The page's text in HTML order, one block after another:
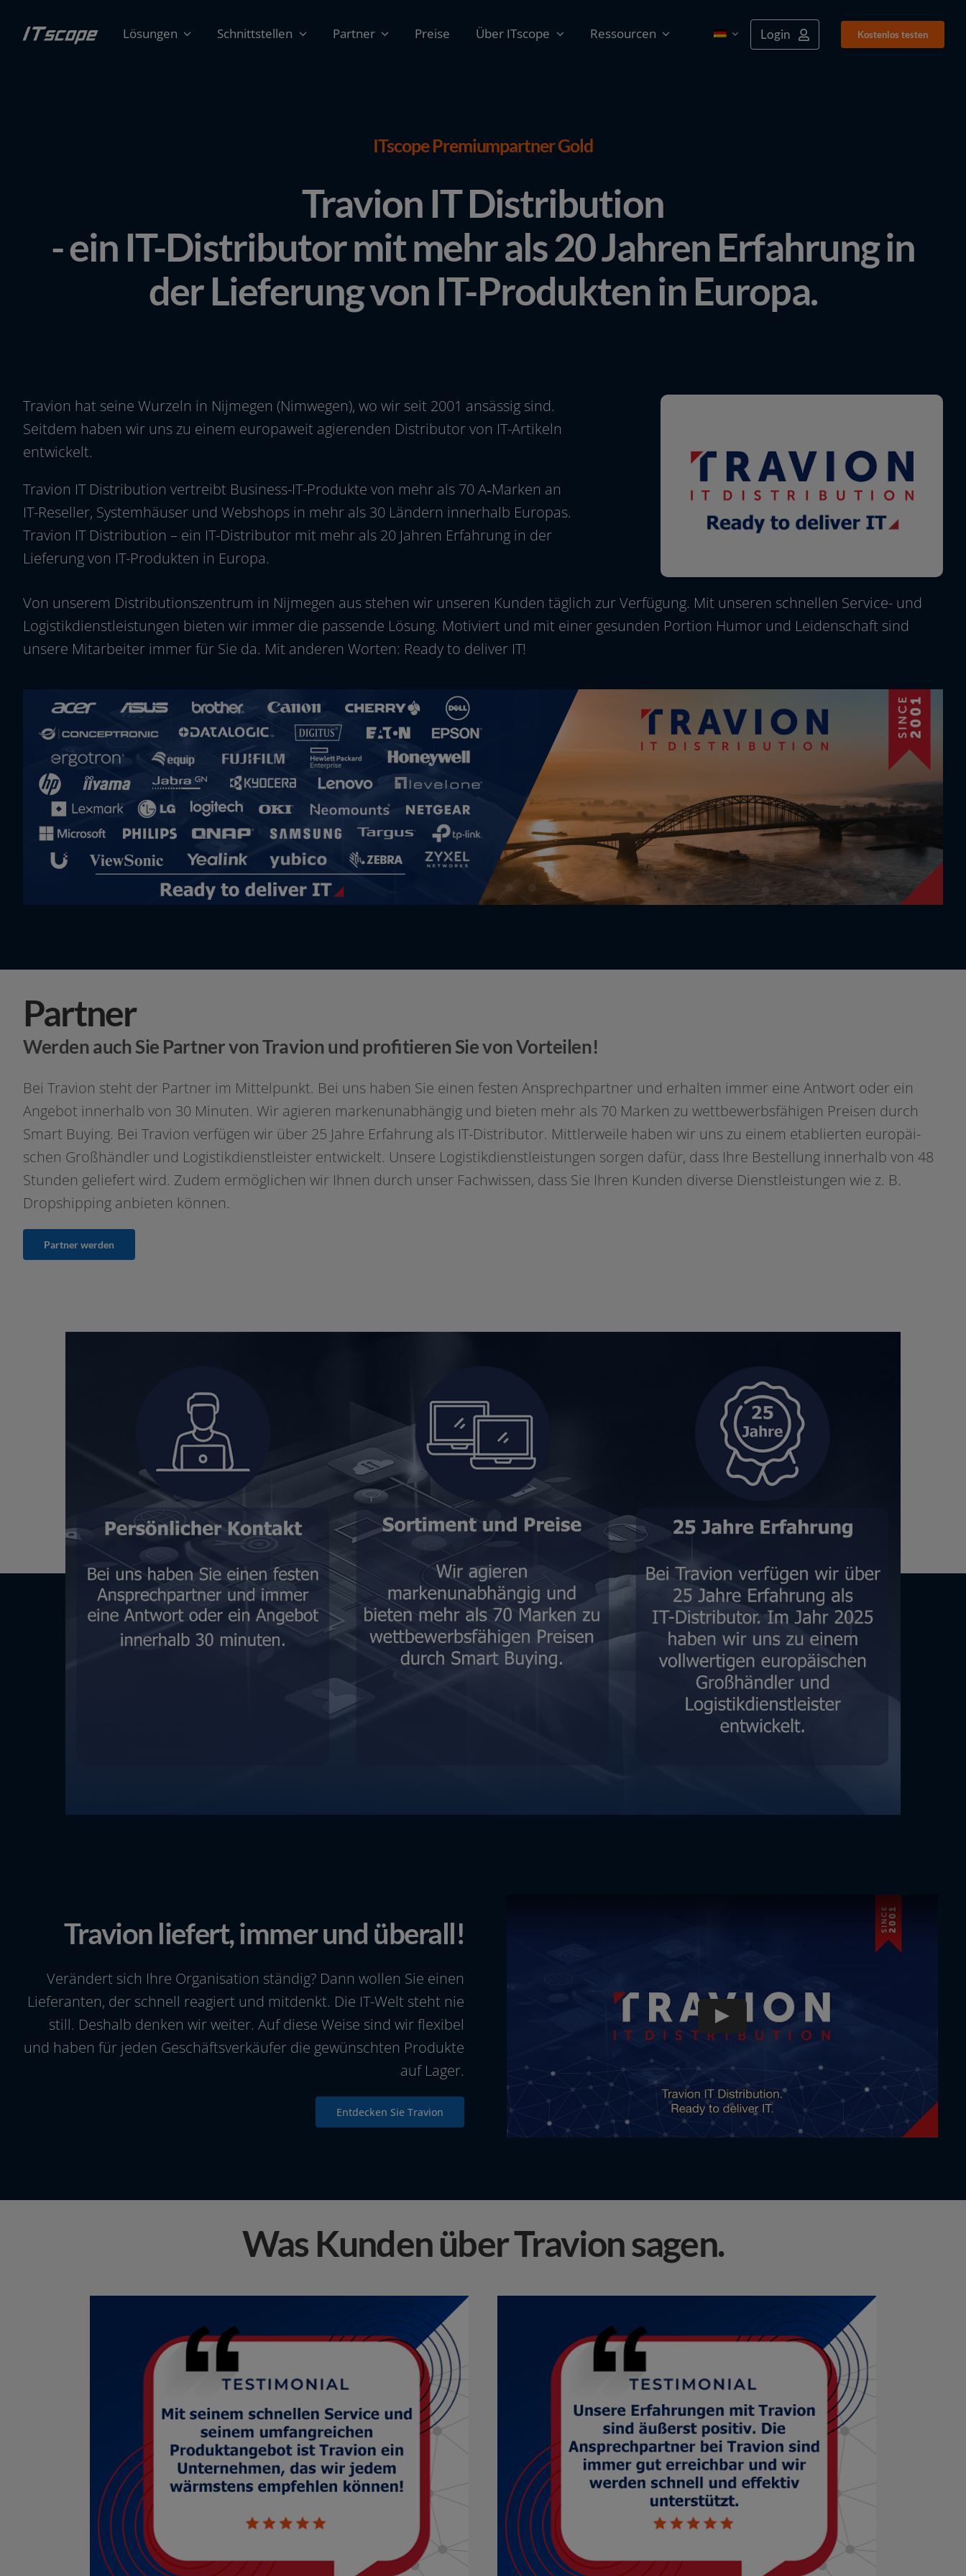
Inhalt
Lösungen Schnittstellen Partner Preise Über ITscope Ressourcen Login Kostenlos tes­ten
ITscope Premiumpartner Gold
Travion IT Distribution
- ein IT-Distributor mit mehr als 20 Jahren Erfahrung in
der Lieferung von IT-Produkten in Europa.
Travion hat sei­ne Wurzeln in Nijmegen (Nimwegen), wo wir seit 2001 ansäs­sig sind.
Seitdem haben wir uns zu einem euro­pa­weit agie­ren­den Distributor von IT-Artikeln
entwickelt.
Travion IT Distribution ver­treibt Business-IT-Produkte von mehr als 70 A‑Marken an
IT-Reseller, Systemhäuser und Webshops in mehr als 30 Ländern inner­halb Europas.
Travion IT Distribution – ein IT-Distributor mit mehr als 20 Jahren Erfahrung in der
Lieferung von IT-Produkten in Europa.
Von unse­rem Distributionszentrum in Nijmegen aus ste­hen wir unse­ren Kunden täg­lich zur Verfügung. Mit unse­ren schnel­len Service- und
Logistikdienstleistungen bie­ten wir immer die pas­sen­de Lösung. Motiviert und mit einer gesun­den Portion Humor und Leidenschaft sind
unse­re Mitarbeiter immer für Sie da. Mit ande­ren Worten: Ready to deli­ver IT!
Partner
Werden auch Sie Partner von Travion und profitieren Sie von Vorteilen!
Bei Travion steht der Partner im Mittelpunkt. Bei uns haben Sie einen fes­ten Ansprechpartner und erhal­ten immer eine Antwort oder ein
Angebot inner­halb von 30 Minuten. Wir agie­ren mar­ken­un­ab­hän­gig und bie­ten mehr als 70 Marken zu wett­be­werbs­fä­hi­gen Preisen durch
Smart Buying. Bei Travion ver­fü­gen wir über 25 Jahre Erfahrung als IT-Distributor. Mittlerweile haben wir uns zu einem eta­blier­ten euro­päi­
schen Großhändler und Logistikdienstleister ent­wi­ckelt. Unsere Logistikdienstleistungen sor­gen dafür, dass Ihre Bestellung inner­halb von 48
Stunden gelie­fert wird. Zudem ermög­li­chen wir Ihnen durch unser Fachwissen, dass Sie Ihren Kunden diver­se Dienstleistungen wie z. B.
Dropshipping anbie­ten können.
Partner wer­den
Travion liefert, immer und überall!
Verändert sich Ihre Organisation stän­dig? Dann wol­len Sie einen
Lieferanten, der schnell reagiert und mit­denkt. Die IT-Welt steht nie
still. Deshalb den­ken wir wei­ter. Auf die­se Weise sind wir fle­xi­bel
und haben für jeden Geschäftsverkäufer die gewünsch­ten Produkte
auf Lager.
Entdecken Sie Travion
Was Kunden über Travion sagen.